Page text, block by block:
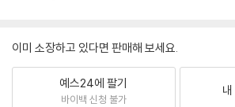
이미 소장하고 있다면 판매해 보세요.
예스24에 팔기
바이백 신청 불가